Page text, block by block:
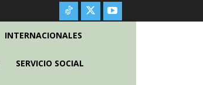
INTERNACIONALES
SERVICIO SOCIAL